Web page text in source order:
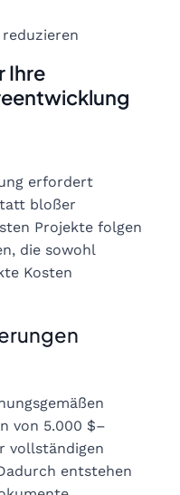
Ihre
erfordert
bloßer
Projekte folgen
die sowohl
Kosten
von 5.000 $–
vollständigen
entstehen